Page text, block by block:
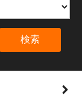
検索